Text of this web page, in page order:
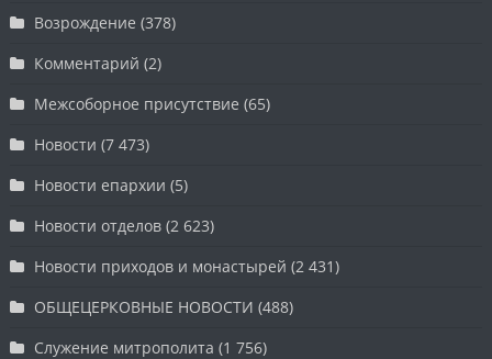
Возрождение (378)
Комментарий (2)
Межсоборное присутствие (65)
Новости (7 473)
Новости епархии (5)
Новости отделов (2 623)
Новости приходов и монастырей (2 431)
ОБЩЕЦЕРКОВНЫЕ НОВОСТИ (488)
Служение митрополита (1 756)